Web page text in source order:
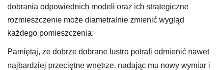
dobrania odpowiednich modeli oraz ich strategiczne
rozmieszczenie może diametralnie zmienić wygląd
każdego pomieszczenia:
Pamiętaj, że dobrze dobrane lustro potrafi odmienić nawet
najbardziej przeciętne wnętrze, nadając mu nowy wymiar i